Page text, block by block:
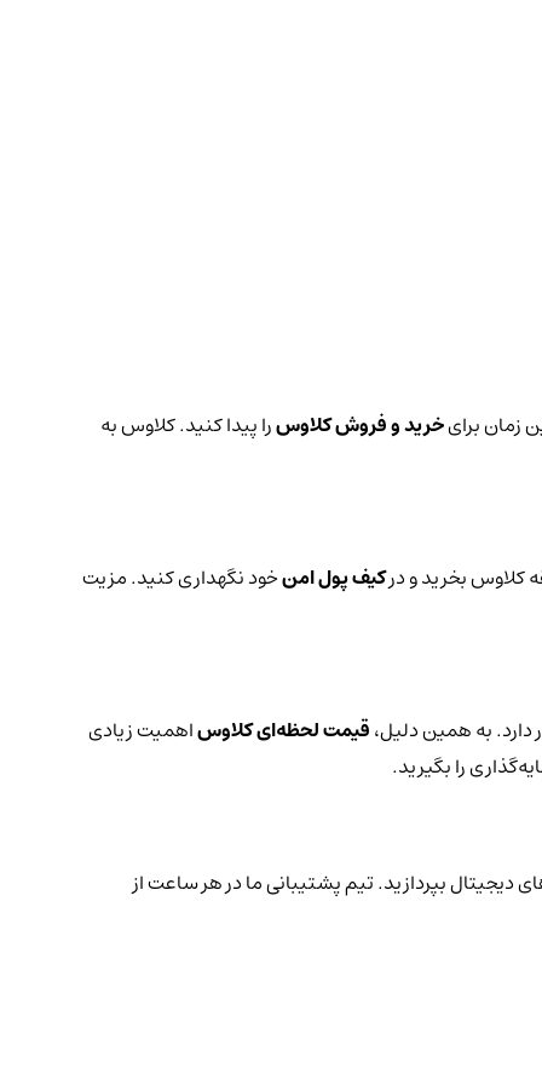
زمان برایخرید و فروش کلاوسرا پیدا کنید. کلاوس به
کلاوس بخرید و درکیف پول امنخود نگهداری کنید. مزیت
به همین دلیل،قیمت لحظه‌ای کلاوساهمیت زیادی
را بگیرید.
دیجیتال بپردازید. تیم پشتیبانی ما در هر ساعت از